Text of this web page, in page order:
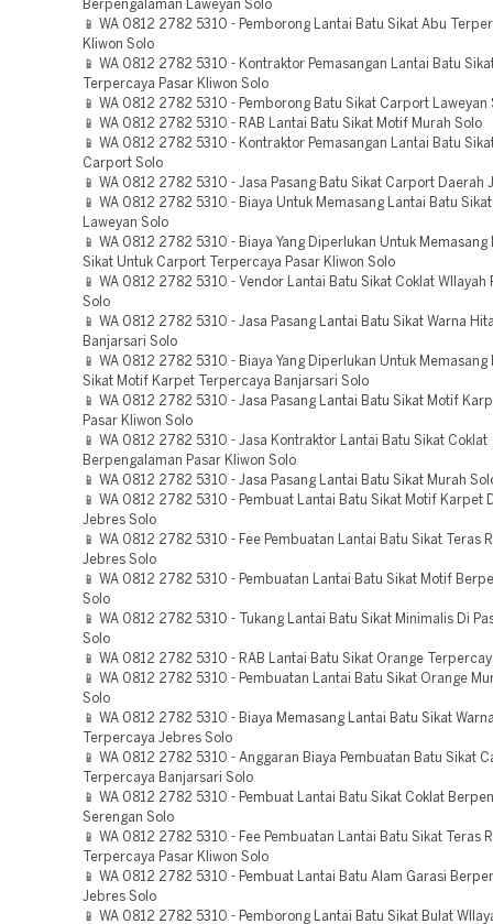
Berpengalaman Laweyan Solo
📱 WA 0812 2782 5310 - Pemborong Lantai Batu Sikat Abu
Kliwon Solo
📱 WA 0812 2782 5310 - Kontraktor Pemasangan Lantai Batu
Terpercaya Pasar Kliwon Solo
📱 WA 0812 2782 5310 - Pemborong Batu Sikat Carport Laweyan
📱 WA 0812 2782 5310 - RAB Lantai Batu Sikat Motif Murah Solo
📱 WA 0812 2782 5310 - Kontraktor Pemasangan Lantai Batu
Carport Solo
📱 WA 0812 2782 5310 - Jasa Pasang Batu Sikat Carport Daerah
📱 WA 0812 2782 5310 - Biaya Untuk Memasang Lantai Batu
Laweyan Solo
📱 WA 0812 2782 5310 - Biaya Yang Diperlukan Untuk Memasang
Sikat Untuk Carport Terpercaya Pasar Kliwon Solo
📱 WA 0812 2782 5310 - Vendor Lantai Batu Sikat Coklat WIlayah
Solo
📱 WA 0812 2782 5310 - Jasa Pasang Lantai Batu Sikat Warna
Banjarsari Solo
📱 WA 0812 2782 5310 - Biaya Yang Diperlukan Untuk Memasang
Sikat Motif Karpet Terpercaya Banjarsari Solo
📱 WA 0812 2782 5310 - Jasa Pasang Lantai Batu Sikat Motif
Pasar Kliwon Solo
📱 WA 0812 2782 5310 - Jasa Kontraktor Lantai Batu Sikat Coklat
Berpengalaman Pasar Kliwon Solo
📱 WA 0812 2782 5310 - Jasa Pasang Lantai Batu Sikat Murah
📱 WA 0812 2782 5310 - Pembuat Lantai Batu Sikat Motif Karpet
Jebres Solo
📱 WA 0812 2782 5310 - Fee Pembuatan Lantai Batu Sikat Teras
Jebres Solo
📱 WA 0812 2782 5310 - Pembuatan Lantai Batu Sikat Motif
Solo
📱 WA 0812 2782 5310 - Tukang Lantai Batu Sikat Minimalis Di
Solo
📱 WA 0812 2782 5310 - RAB Lantai Batu Sikat Orange
📱 WA 0812 2782 5310 - Pembuatan Lantai Batu Sikat Orange
Solo
📱 WA 0812 2782 5310 - Biaya Memasang Lantai Batu Sikat
Terpercaya Jebres Solo
📱 WA 0812 2782 5310 - Anggaran Biaya Pembuatan Batu Sikat
Terpercaya Banjarsari Solo
📱 WA 0812 2782 5310 - Pembuat Lantai Batu Sikat Coklat
Serengan Solo
📱 WA 0812 2782 5310 - Fee Pembuatan Lantai Batu Sikat Teras
Terpercaya Pasar Kliwon Solo
📱 WA 0812 2782 5310 - Pembuat Lantai Batu Alam Garasi
Jebres Solo
📱 WA 0812 2782 5310 - Pemborong Lantai Batu Sikat Bulat